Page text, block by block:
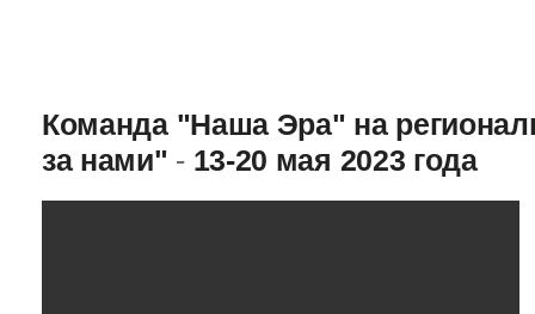
Команда "Наша Эра" на
за нами" - 13-20 мая 2023 года